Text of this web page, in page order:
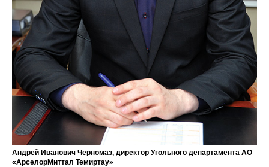
Андрей Иванович Черномаз, директор Угольного департамента АО
«АрселорМиттал Темиртау»